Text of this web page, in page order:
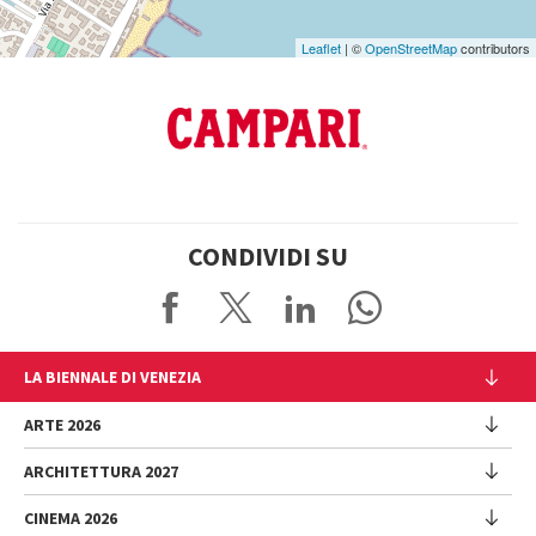
Leaflet | ©OpenStreetMapcontributors
CONDIVIDI SU
LA BIENNALE DI VENEZIA
L'Istituzione
Cariche istituzionali
Storia
Luoghi
ARTE 2026
Esposizione
ARCHITETTURA 2027
Mostra
CINEMA 2026